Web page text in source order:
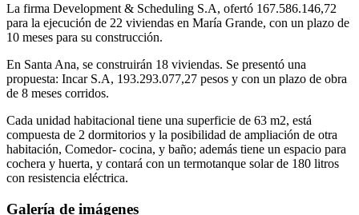
La firma Development & Scheduling S.A, ofertó 167.586.146,72
para la ejecución de 22 viviendas en María Grande, con un plazo de
10 meses para su construcción.
En Santa Ana, se construirán 18 viviendas. Se presentó una
propuesta: Incar S.A, 193.293.077,27 pesos y con un plazo de obra
de 8 meses corridos.
Cada unidad habitacional tiene una superficie de 63 m2, está
compuesta de 2 dormitorios y la posibilidad de ampliación de otra
habitación, Comedor- cocina, y baño; además tiene un espacio para
cochera y huerta, y contará con un termotanque solar de 180 litros
con resistencia eléctrica.
Galería de imágenes